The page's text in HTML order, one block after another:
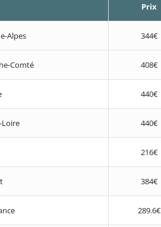
Prix
Alpes 344€
Comté 408€
440€
Loire 440€
216€
384€
289.6€